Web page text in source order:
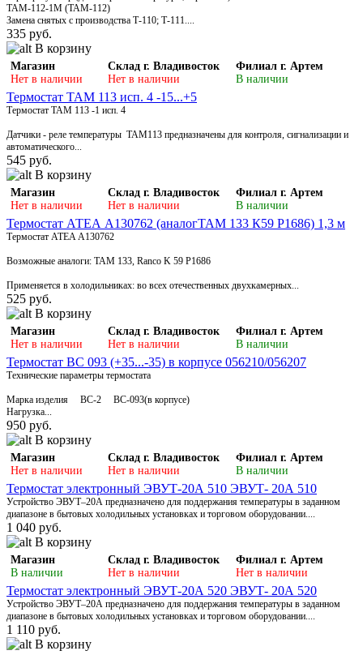
ТАМ-112-1М (ТАМ-112)
Замена снятых с производства Т-110; Т-111....
335 руб.
В корзину
Магазин
Нет в наличии
Склад г. Владивосток
Нет в наличии
Филиал г. Артем
В наличии
Термостат ТАМ 113 исп. 4 -15...+5
Термостат ТАМ 113 -1 исп. 4
Датчики - реле температуры ТАМ113 предназначены для контроля, сигнализации и
автоматического...
545 руб.
В корзину
Магазин
Нет в наличии
Склад г. Владивосток
Нет в наличии
Филиал г. Артем
В наличии
Термостат АТЕА А130762 (аналогТАМ 133 К59 P1686) 1,3 м
Термостат ATEA А130762
Возможные аналоги: ТАМ 133, Ranco K 59 P1686
Применяется в холодильниках: во всех отечественных двухкамерных...
525 руб.
В корзину
Магазин
Нет в наличии
Склад г. Владивосток
Нет в наличии
Филиал г. Артем
В наличии
Термостат ВС 093 (+35...-35) в корпусе 056210/056207
Технические параметры термостата
Марка изделия BC-2 BC-093(в корпусе)
Нагрузка...
950 руб.
В корзину
Магазин
Нет в наличии
Склад г. Владивосток
Нет в наличии
Филиал г. Артем
В наличии
Термостат электронный ЭВУТ-20А 510 ЭВУТ- 20А 510
Устройство ЭВУТ–20А предназначено для поддержания температуры в заданном
диапазоне в бытовых холодильных установках и торговом оборудовании....
1 040 руб.
В корзину
Магазин
В наличии
Склад г. Владивосток
Нет в наличии
Филиал г. Артем
Нет в наличии
Термостат электронный ЭВУТ-20А 520 ЭВУТ- 20А 520
Устройство ЭВУТ–20А предназначено для поддержания температуры в заданном
диапазоне в бытовых холодильных установках и торговом оборудовании....
1 110 руб.
В корзину